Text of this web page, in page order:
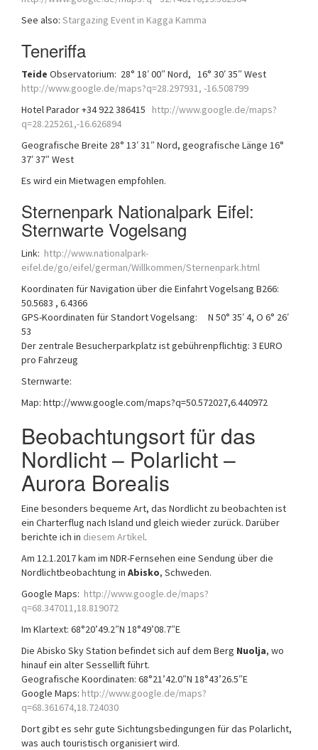
See also: Stargazing Event in Kagga Kamma
Teneriffa
Teide Observatorium: 28° 18′ 00″ Nord, 16° 30′ 35″ West
http://www.google.de/maps?q=28.297931, -16.508799
Hotel Parador +34 922 386415 http://www.google.de/maps?
q=28.225261,-16.626894
Geografische Breite 28° 13′ 31″ Nord, geografische Länge 16°
37′ 37″ West
Es wird ein Mietwagen empfohlen.
Sternenpark Nationalpark Eifel:
Sternwarte Vogelsang
Link: http://www.nationalpark-
eifel.de/go/eifel/german/Willkommen/Sternenpark.html
Koordinaten für Navigation über die Einfahrt Vogelsang B266:
50.5683 , 6.4366
GPS-Koordinaten für Standort Vogelsang: N 50° 35′ 4, O 6° 26′
53
Der zentrale Besucherparkplatz ist gebührenpflichtig: 3 EURO
pro Fahrzeug
Sternwarte:
Map: http://www.google.com/maps?q=50.572027,6.440972
Beobachtungsort für das
Nordlicht – Polarlicht –
Aurora Borealis
Eine besonders bequeme Art, das Nordlicht zu beobachten ist
ein Charterflug nach Island und gleich wieder zurück. Darüber
berichte ich in diesem Artikel.
Am 12.1.2017 kam im NDR-Fernsehen eine Sendung über die
Nordlichtbeobachtung in Abisko, Schweden.
Google Maps: http://www.google.de/maps?
q=68.347011,18.819072
Im Klartext: 68°20’49.2″N 18°49’08.7″E
Die Abisko Sky Station befindet sich auf dem Berg Nuolja, wo
hinauf ein alter Sessellift führt.
Geografische Koordinaten: 68°21’42.0″N 18°43’26.5″E
Google Maps: http://www.google.de/maps?
q=68.361674,18.724030
Dort gibt es sehr gute Sichtungsbedingungen für das Polarlicht,
was auch touristisch organisiert wird.